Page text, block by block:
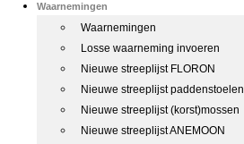
Waarnemingen
Waarnemingen
Losse waarneming invoeren
Nieuwe streeplijst FLORON
Nieuwe streeplijst paddenstoelen
Nieuwe streeplijst (korst)mossen
Nieuwe streeplijst ANEMOON